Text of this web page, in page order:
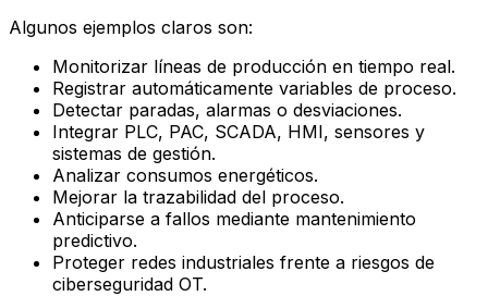
Algunos ejemplos claros son:
Monitorizar líneas de producción en tiempo real.
Registrar automáticamente variables de proceso.
Detectar paradas, alarmas o desviaciones.
Integrar PLC, PAC, SCADA, HMI, sensores y
sistemas de gestión.
Analizar consumos energéticos.
Mejorar la trazabilidad del proceso.
Anticiparse a fallos mediante mantenimiento
predictivo.
Proteger redes industriales frente a riesgos de
ciberseguridad OT.